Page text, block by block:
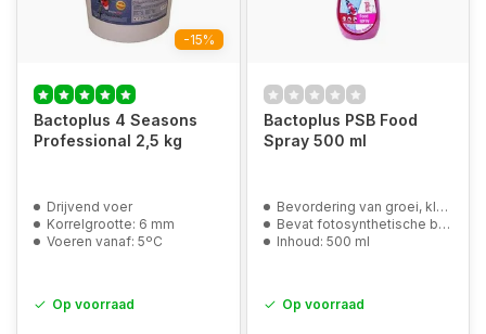
-15%
Bactoplus 4 Seasons
Professional 2,5 kg
Drijvend voer
Korrelgrootte: 6 mm
Voeren vanaf: 5ºC
Op voorraad
Bactoplus PSB Food
Spray 500 ml
Bevordering van groei, kleur en gezondheid
Bevat fotosynthetische bacteriën PSB
Inhoud: 500 ml
Op voorraad